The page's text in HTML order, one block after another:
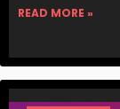
READ MORE »